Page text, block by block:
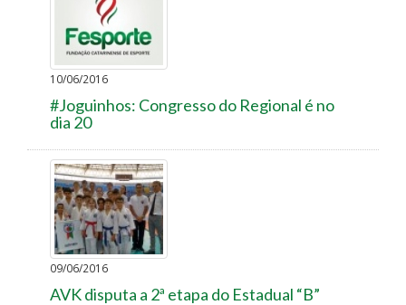
10/06/2016
#Joguinhos: Congresso do Regional é no
dia 20
09/06/2016
AVK disputa a 2ª etapa do Estadual “B”